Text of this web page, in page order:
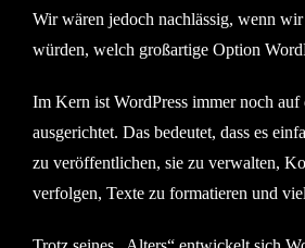
Wir wären jedoch nachlässig, wenn
würden, welch großartige Option
Im Kern ist WordPress immer noch auf
ausgerichtet. Das bedeutet, dass es
zu veröffentlichen, sie zu verwalten,
verfolgen, Texte zu formatieren und